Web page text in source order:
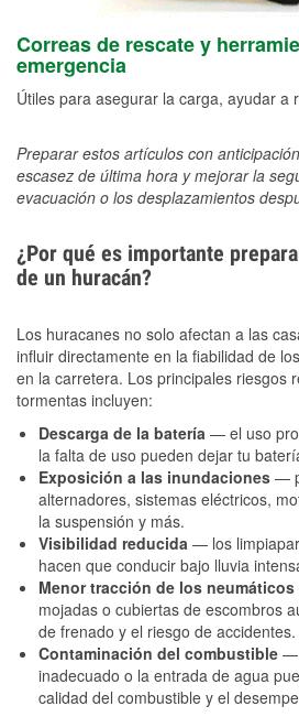
Correas de rescate y
emergencia
Útiles para asegurar la carga, ayudar a
Preparar estos artículos con
escasez de última hora y mejorar la
evacuación o los desplazamientos
¿Por qué es importante
de un huracán?
Los huracanes no solo afectan a las
influir directamente en la fiabilidad de
en la carretera. Los principales riesgos
tormentas incluyen:
Descarga de la batería — el uso
la falta de uso pueden dejar tu
Exposición a las inundaciones —
alternadores, sistemas eléctricos,
la suspensión y más.
Visibilidad reducida — los
hacen que conducir bajo lluvia
Menor tracción de los neumáticos
mojadas o cubiertas de escombros
de frenado y el riesgo de accidentes.
Contaminación del combustible —
inadecuado o la entrada de agua
calidad del combustible y el